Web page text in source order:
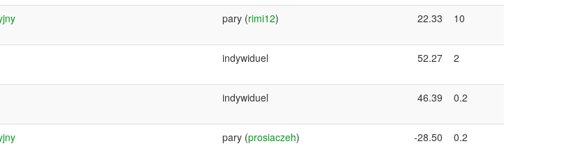
pary (rimi12) 22.33 10
indywiduel 52.27 2
indywiduel 46.39 0.2
pary (prosiaczeh) -28.50 0.2